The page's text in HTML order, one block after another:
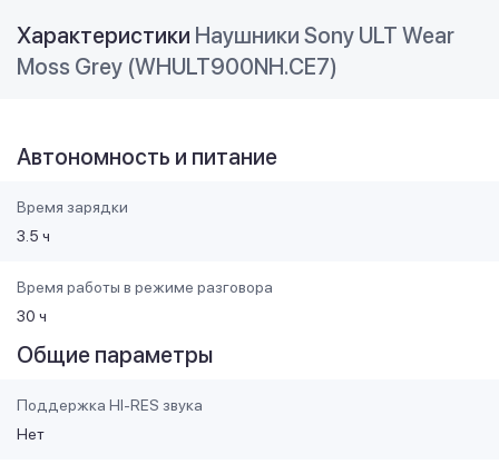
Характеристики Наушники Sony ULT Wear
Moss Grey (WHULT900NH.CE7)
Автономность и питание
Время зарядки
3.5 ч
Время работы в режиме разговора
30 ч
Общие параметры
Поддержка HI-RES звука
Нет